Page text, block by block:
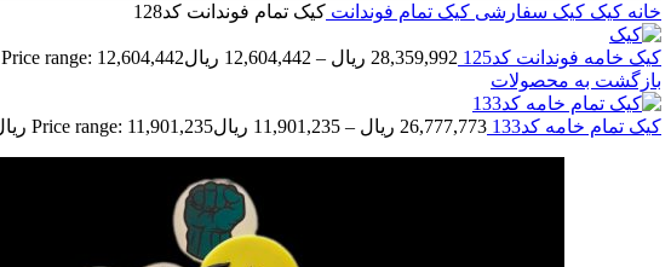
خانه کیک کیک سفارشی کیک تمام فوندانت کیک تمام فوندانت کد128
کیک خامه فوندانت کد125 28,359,992 ریال –
12,604,442 ریالPrice range: 12,604,442 ریال through 28,359,992 ریال
بازگشت به محصولات
کیک تمام خامه کد133 26,777,773 ریال –
11,901,235 ریالPrice range: 11,901,235 ریال through 26,777,773 ریال